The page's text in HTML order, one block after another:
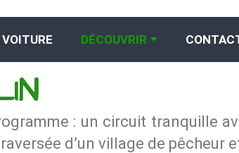
DÉCOUVRIR
: un circuit tranquille
d’un village de pêcheur